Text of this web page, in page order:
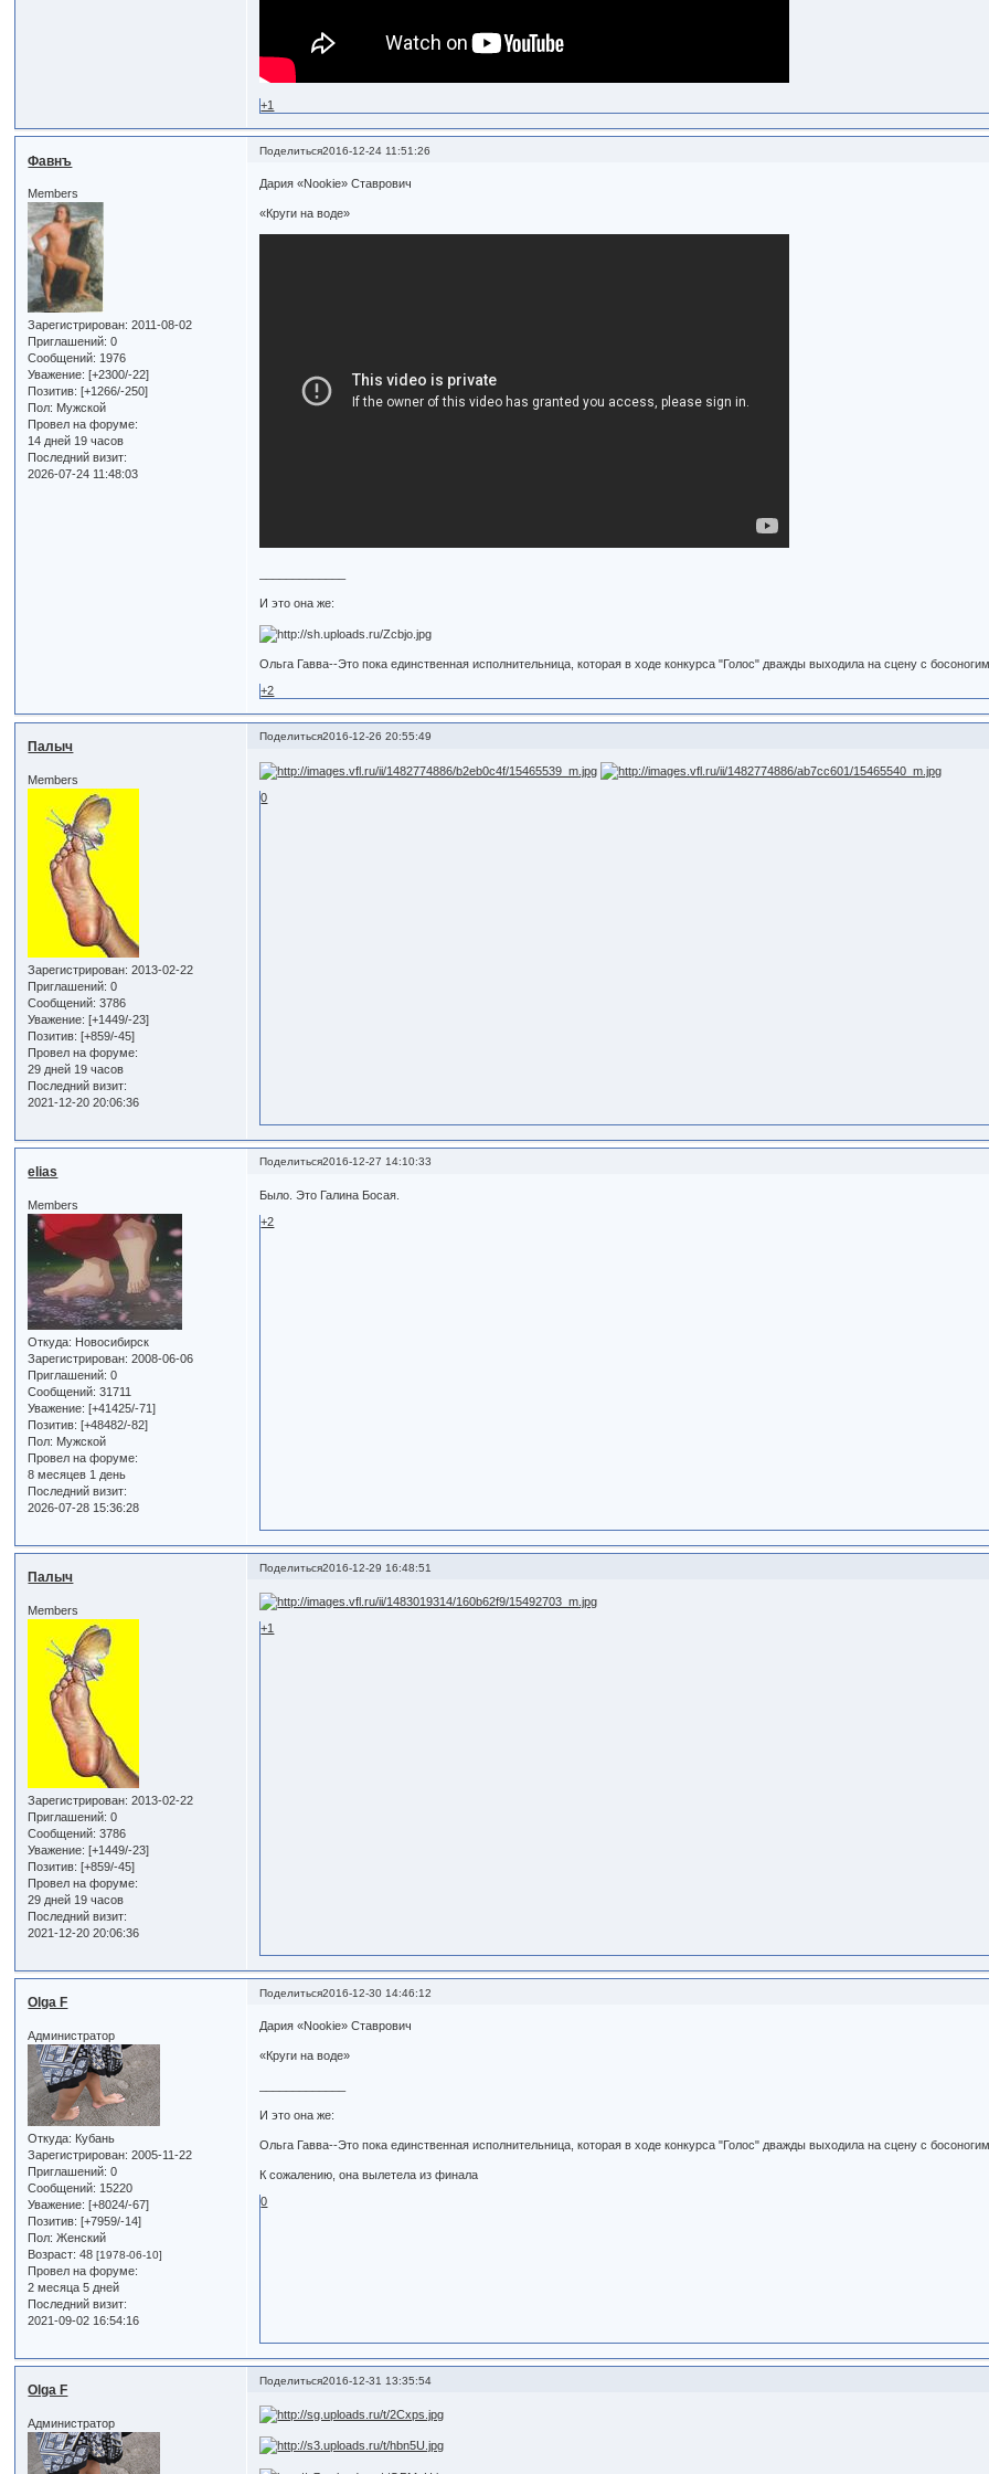
+1
Поделиться2016-12-24 11:51:26
Фавнъ
Members
Зарегистрирован: 2011-08-02
Приглашений: 0
Сообщений: 1976
Уважение: [+2300/-22]
Позитив: [+1266/-250]
Пол: Мужской
Провел на форуме:
14 дней 19 часов
Последний визит:
2026-07-24 11:48:03
Дария «Nookie» Ставрович
«Круги на воде»
И это она же:
Ольга Гавва--Это пока единственная исполнительница, которая в ходе конкурса "Голос" дважды выходила на сцену с
+2
Поделиться2016-12-26 20:55:49
Палыч
Members
Зарегистрирован: 2013-02-22
Приглашений: 0
Сообщений: 3786
Уважение: [+1449/-23]
Позитив: [+859/-45]
Провел на форуме:
29 дней 19 часов
Последний визит:
2021-12-20 20:06:36
0
Поделиться2016-12-27 14:10:33
elias
Members
Откуда: Новосибирск
Зарегистрирован: 2008-06-06
Приглашений: 0
Сообщений: 31711
Уважение: [+41425/-71]
Позитив: [+48482/-82]
Пол: Мужской
Провел на форуме:
8 месяцев 1 день
Последний визит:
2026-07-28 15:36:28
Было. Это Галина Босая.
+2
Поделиться2016-12-29 16:48:51
Палыч
Members
Зарегистрирован: 2013-02-22
Приглашений: 0
Сообщений: 3786
Уважение: [+1449/-23]
Позитив: [+859/-45]
Провел на форуме:
29 дней 19 часов
Последний визит:
2021-12-20 20:06:36
+1
Поделиться2016-12-30 14:46:12
Olga F
Администратор
Откуда: Кубань
Зарегистрирован: 2005-11-22
Приглашений: 0
Сообщений: 15220
Уважение: [+8024/-67]
Позитив: [+7959/-14]
Пол: Женский
Возраст: 48[1978-06-10]
Провел на форуме:
2 месяца 5 дней
Последний визит:
2021-09-02 16:54:16
Дария «Nookie» Ставрович
«Круги на воде»
И это она же:
Ольга Гавва--Это пока единственная исполнительница, которая в ходе конкурса "Голос" дважды выходила на сцену с
К сожалению, она вылетела из финала
0
Поделиться2016-12-31 13:35:54
Olga F
Администратор